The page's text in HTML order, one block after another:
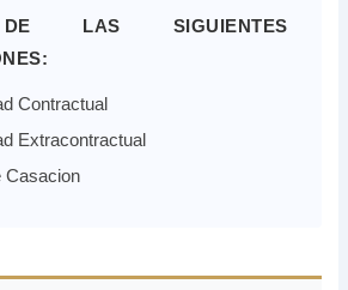
LAS SIGUIENTES
Contractual
Extracontractual
Casacion